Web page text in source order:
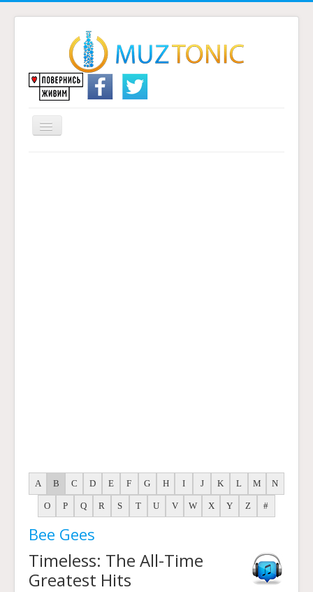
Перемикач
навігації
A B C D E F G H I J K L M N
O P Q R S T U V W X Y Z #
Bee Gees
Timeless: The All-Time
Greatest Hits